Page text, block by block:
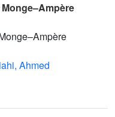
Ahmed